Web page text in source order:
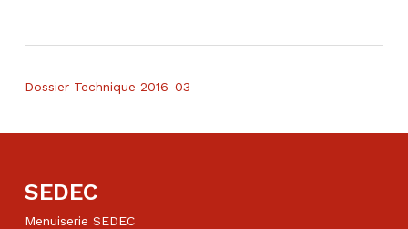
Dossier Technique 2016-03
SEDEC
Menuiserie SEDEC